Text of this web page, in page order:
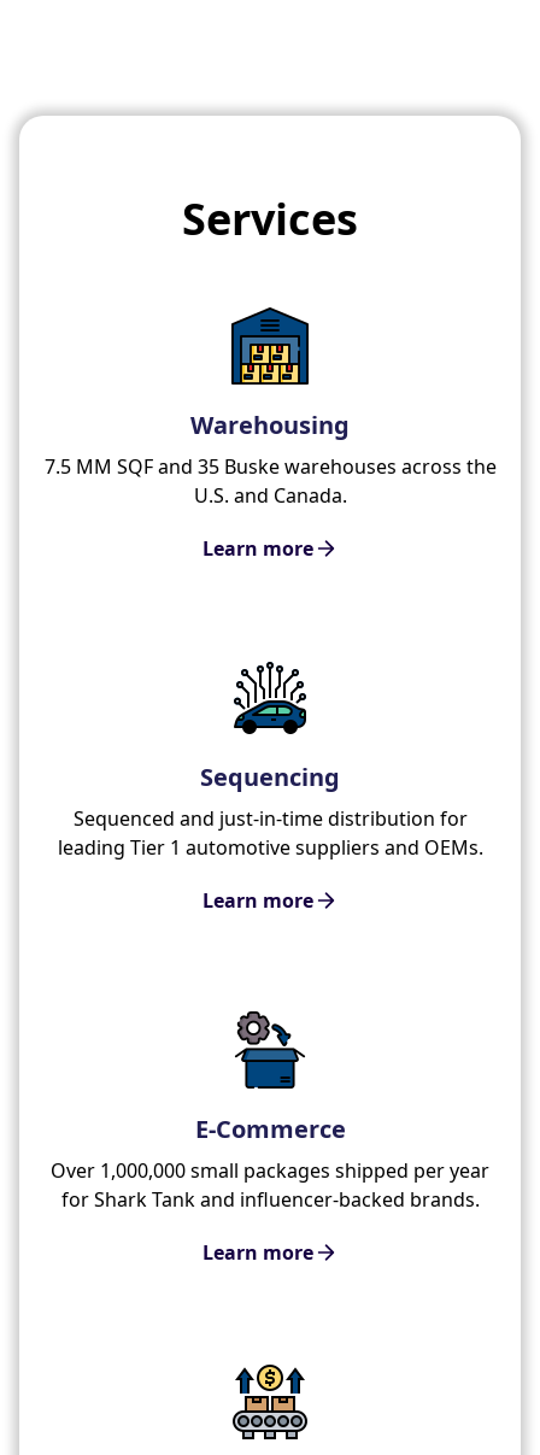
Services
Warehousing
7.5 MM SQF and 35 Buske warehouses across the
U.S. and Canada.
Learn more
Sequencing
Sequenced and just-in-time distribution for
leading Tier 1 automotive suppliers and OEMs.
Learn more
E-Commerce
Over 1,000,000 small packages shipped per year
for Shark Tank and influencer-backed brands.
Learn more